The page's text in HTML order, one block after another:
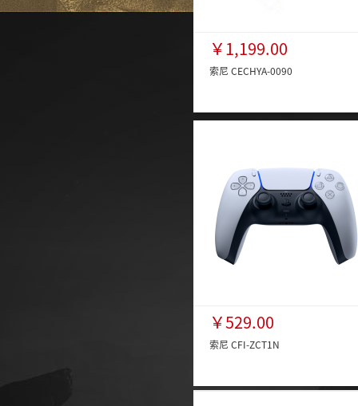
￥1,199.00
索尼 CECHYA-0090
￥529.00
索尼 CFI-ZCT1N